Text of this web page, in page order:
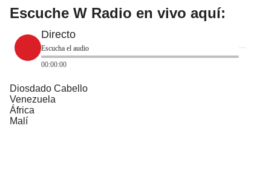
Escuche W Radio en vivo aquí:
Directo
Escucha el audio
00:00:00
Diosdado Cabello
Venezuela
África
Malí